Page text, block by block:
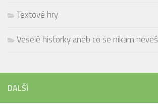
Textové hry
Veselé historky aneb co se nikam
DALŠÍ